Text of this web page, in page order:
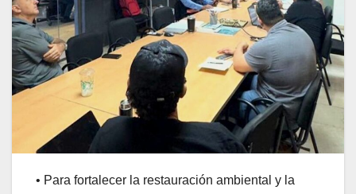
• Para fortalecer la restauración ambiental y la